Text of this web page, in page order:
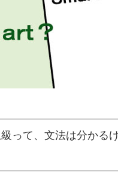
って、文法は分かる